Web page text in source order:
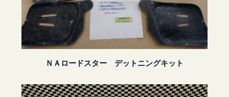
ＮＡロードスター デットニングキット